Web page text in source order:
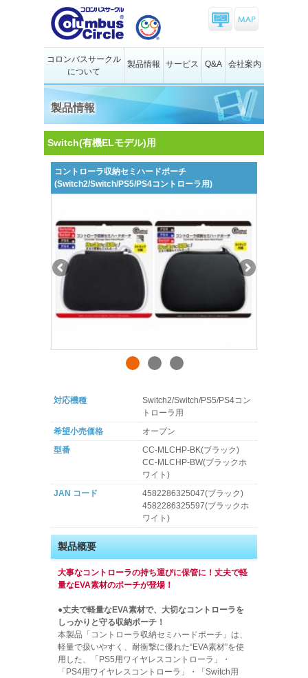
コロンバスサークル
について
製品情報 サービス Q&A 会社案内
製品情報
Switch(有機ELモデル)用
コントローラ収納セミハードポーチ
(Switch2/Switch/PS5/PS4コントローラ用)
対応機種
Switch2/Switch/PS5/PS4コン
トローラ用
希望小売価格
オープン
型番
CC-MLCHP-BK(ブラック)
CC-MLCHP-BW(ブラックホ
ワイト)
JAN コード
4582286325047(ブラック)
4582286325597(ブラックホ
ワイト)
製品概要
大事なコントローラの持ち運びに保管に！丈夫で軽
量なEVA素材のポーチが登場！
●丈夫で軽量なEVA素材で、大切なコントローラを
しっかりと守る収納ポーチ！
本製品「コントローラ収納セミハードポーチ」は、
軽量で扱いやすく、耐衝撃に優れた“EVA素材”を使
用した、「PS5用ワイヤレスコントローラ」・
「PS4用ワイヤレスコントローラ」・「Switch用